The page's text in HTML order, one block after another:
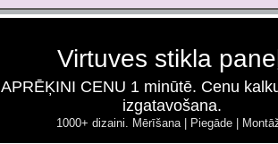
Virtuves stikla
APRĒĶINI CENU 1 minūtē. Cenu
izgatavošana.
1000+ dizaini. Mērīšana | Piegāde |